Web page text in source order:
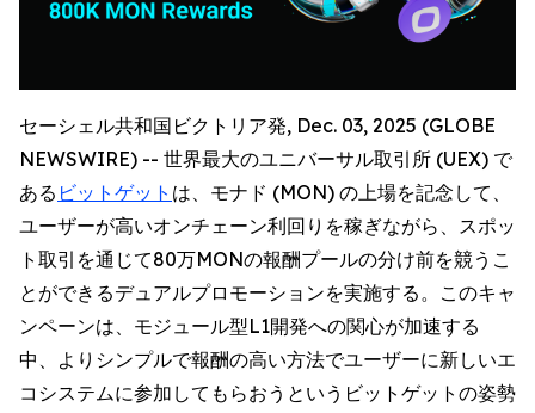
セーシェル共和国ビクトリア発, Dec. 03, 2025 (GLOBE
NEWSWIRE) -- 世界最大のユニバーサル取引所 (UEX) で
ある ビットゲット は、モナド (MON) の上場を記念して、
ユーザーが高いオンチェーン利回りを稼ぎながら、スポッ
ト取引を通じて80万MONの報酬プールの分け前を競うこ
とができるデュアルプロモーションを実施する。このキャ
ンペーンは、モジュール型L1開発への関心が加速する
中、よりシンプルで報酬の高い方法でユーザーに新しいエ
コシステムに参加してもらおうというビットゲットの姿勢